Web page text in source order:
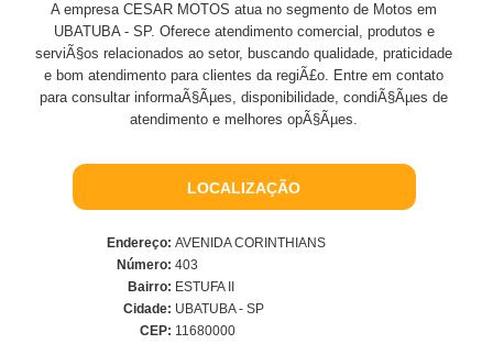
A empresa CESAR MOTOS atua no segmento de Motos em
UBATUBA - SP. Oferece atendimento comercial, produtos e
serviÃ§os relacionados ao setor, buscando qualidade, praticidade
e bom atendimento para clientes da regiÃ£o. Entre em contato
para consultar informaÃ§Ãµes, disponibilidade, condiÃ§Ãµes de
atendimento e melhores opÃ§Ãµes.
LOCALIZAÇÃO
Endereço: AVENIDA CORINTHIANS
Número: 403
Bairro: ESTUFA II
Cidade: UBATUBA - SP
CEP: 11680000